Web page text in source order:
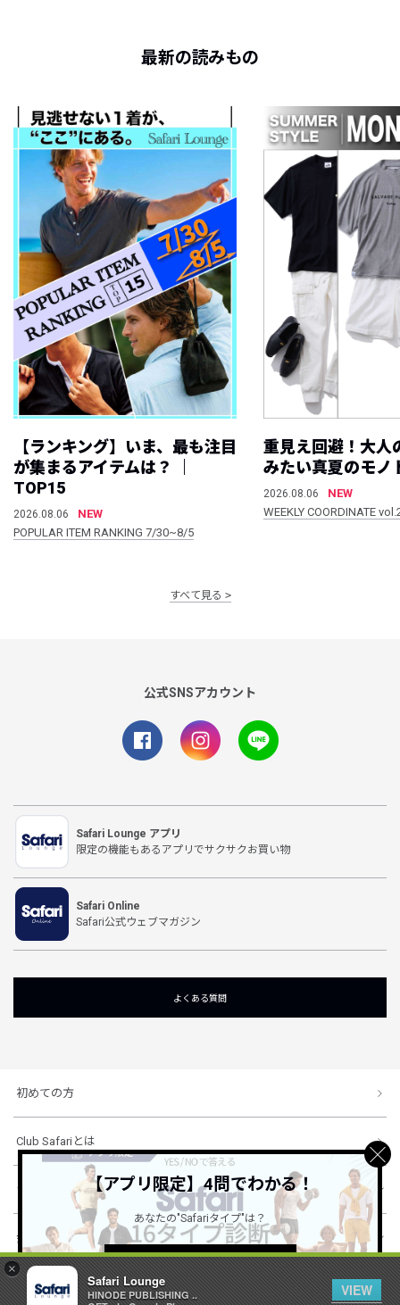
×
Safari Lounge
HINODE PUBLISHING ..
VIEW
最新の読みもの
【ランキング】いま、最も注目
が集まるアイテムは？ ｜
TOP15
2026.08.06
NEW
POPULAR ITEM RANKING 7/30~8/5
重見え回避！大人
みたい真夏のモノ
2026.08.06
NEW
WEEKLY COORDINATE
すべて見る
公式SNSアカウント
Safari Lounge アプリ
限定の機能もあるアプリでサクサクお買い物
Safari Online
Safari公式ウェブマガジン
よくある質問
初めての方
Club Safariとは
ショッピングガイド
会社概要・規約
© 1996-2026 HINODE PUBLISHING co., ltd. All Rights Reserved.
【アプリ限定】4問でわかる！
あなたの"Safariタイプ"は？
詳しくはこちら ＞